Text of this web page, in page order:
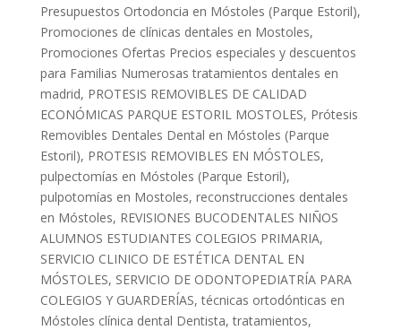
Presupuestos Ortodoncia en Móstoles (Parque Estoril),
Promociones de clínicas dentales en Mostoles,
Promociones Ofertas Precios especiales y descuentos
para Familias Numerosas tratamientos dentales en
madrid, PROTESIS REMOVIBLES DE CALIDAD
ECONÓMICAS PARQUE ESTORIL MOSTOLES, Prótesis
Removibles Dentales Dental en Móstoles (Parque
Estoril), PROTESIS REMOVIBLES EN MÓSTOLES,
pulpectomías en Móstoles (Parque Estoril),
pulpotomías en Mostoles, reconstrucciones dentales
en Móstoles, REVISIONES BUCODENTALES NIÑOS
ALUMNOS ESTUDIANTES COLEGIOS PRIMARIA,
SERVICIO CLINICO DE ESTÉTICA DENTAL EN
MÓSTOLES, SERVICIO DE ODONTOPEDIATRÍA PARA
COLEGIOS Y GUARDERÍAS,técnicas ortodónticas en
Móstoles clínica dental Dentista,tratamientos,